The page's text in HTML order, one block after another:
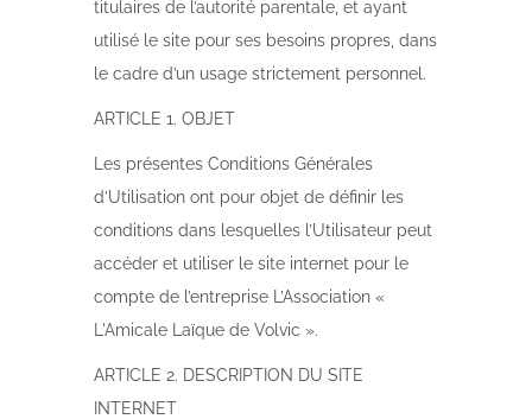
titulaires de l’autorité parentale, et ayant
utilisé le site pour ses besoins propres, dans
le cadre d’un usage strictement personnel.
ARTICLE 1. OBJET
Les présentes Conditions Générales
d’Utilisation ont pour objet de définir les
conditions dans lesquelles l’Utilisateur peut
accéder et utiliser le site internet pour le
compte de l’entreprise L’Association «
L'Amicale Laïque de Volvic ».
ARTICLE 2. DESCRIPTION DU SITE
INTERNET